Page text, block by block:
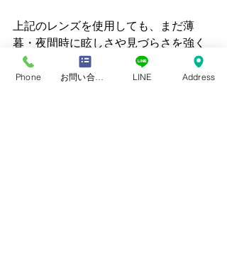
上記のレンズを使用しても、まだ薄
暮・夜間時に眩しさや見づらさを強く
感じると言う方は、ブルーライトカッ
トカラー・アクティビューナイトドラ
Phone お問い合わせフォーム LINE Address